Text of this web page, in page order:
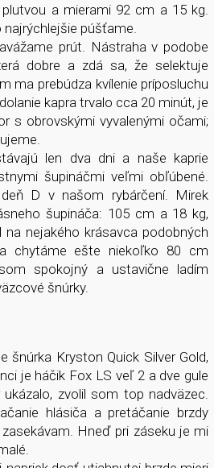
a mierami 92 cm a 15 kg.
púšťame.
prút. Nástraha v podobe
dobre a zdá sa, že selektuje
ma prebúdza kvílenie príposluchu
kapra trvalo cca 20 minút, je
s obrovskými vyvalenými očami;
len dva dni a naše kaprie
šupináčmi veľmi obľúbené.
D v našom rybárčení. Mirek
šupináča: 105 cm a 18 kg,
nejakého krásavca podobných
chytáme ešte niekoľko 80 cm
spokojný a ustavične ladím
šnúrky.
šnúrka Kryston Quick Silver Gold,
je háčik Fox LS veľ 2 a dve gule
zvolil som top nadväzec.
hlásiča a pretáčanie brzdy
Hneď pri záseku je mi